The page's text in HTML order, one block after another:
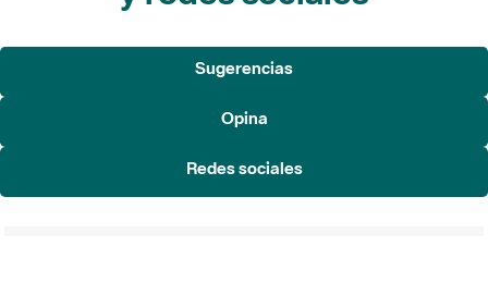
Sugerencias
Opina
Redes sociales